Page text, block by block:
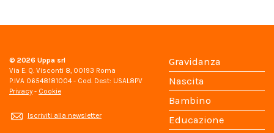
© 2026 Uppa srl
Via E. Q. Visconti 8, 00193 Roma
P.IVA 06548181004 - Cod. Dest: USAL8PV
Privacy - Cookie
Iscriviti alla newsletter
Gravidanza
Nascita
Bambino
Educazione